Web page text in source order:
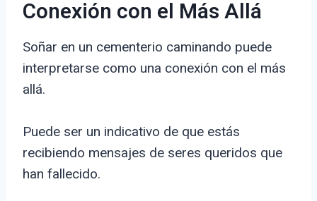
Conexión con el Más Allá
Soñar en un cementerio caminando puede
interpretarse como una conexión con el más
allá.
Puede ser un indicativo de que estás
recibiendo mensajes de seres queridos que
han fallecido.